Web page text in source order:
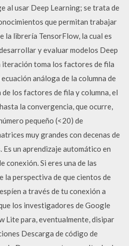
al usar Deep Learning; se trata de
que permitan trabajar
la librería TensorFlow, la cual es
y evaluar modelos Deep
iteración toma los factores de fila
análoga de la columna de
los factores de fila y columna, el
la convergencia, que ocurre,
pequeño (<20) de
muy grandes con decenas de
Es un aprendizaje automático en
conexión. Si eres una de las
la perspectiva de que cientos de
a través de tu conexión a
los investigadores de Google
Lite para, eventualmente, disipar
Descarga de código de